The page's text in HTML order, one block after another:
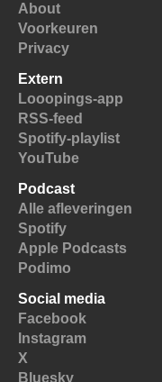
About
Voorkeuren
Privacy
Extern
Looopings-app
RSS-feed
Spotify-playlist
YouTube
Podcast
Alle afleveringen
Spotify
Apple Podcasts
Podimo
Social media
Facebook
Instagram
X
Bluesky